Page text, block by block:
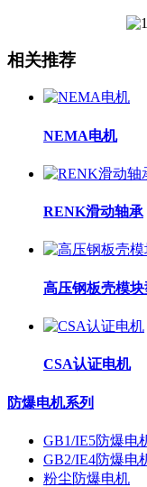
相关推荐
NEMA电机
RENK滑动轴承
高压钢板壳模块
CSA认证电机
防爆电机系列
GB1/IE5防爆电
GB2/IE4防爆电
粉尘防爆电机